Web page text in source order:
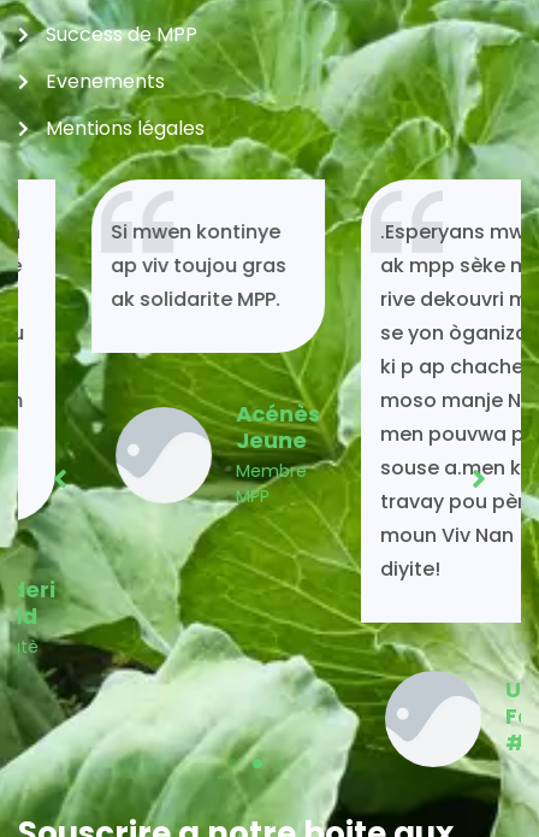
Success de MPP
Evenements
Mentions légales
Si mwen kontinye
ap viv toujou gras
ak solidarite MPP.
Acénès
Jeune
Membre
MPP
.Esperyans mwen fè
ak mpp sèke mwen
rive dekouvri mpp
se yon òganizasyon
ki p ap chache ti
moso manje Nan
men pouvwa peze
souse a.men k ap
travay pou pèmèt
moun Viv Nan
diyite!
User